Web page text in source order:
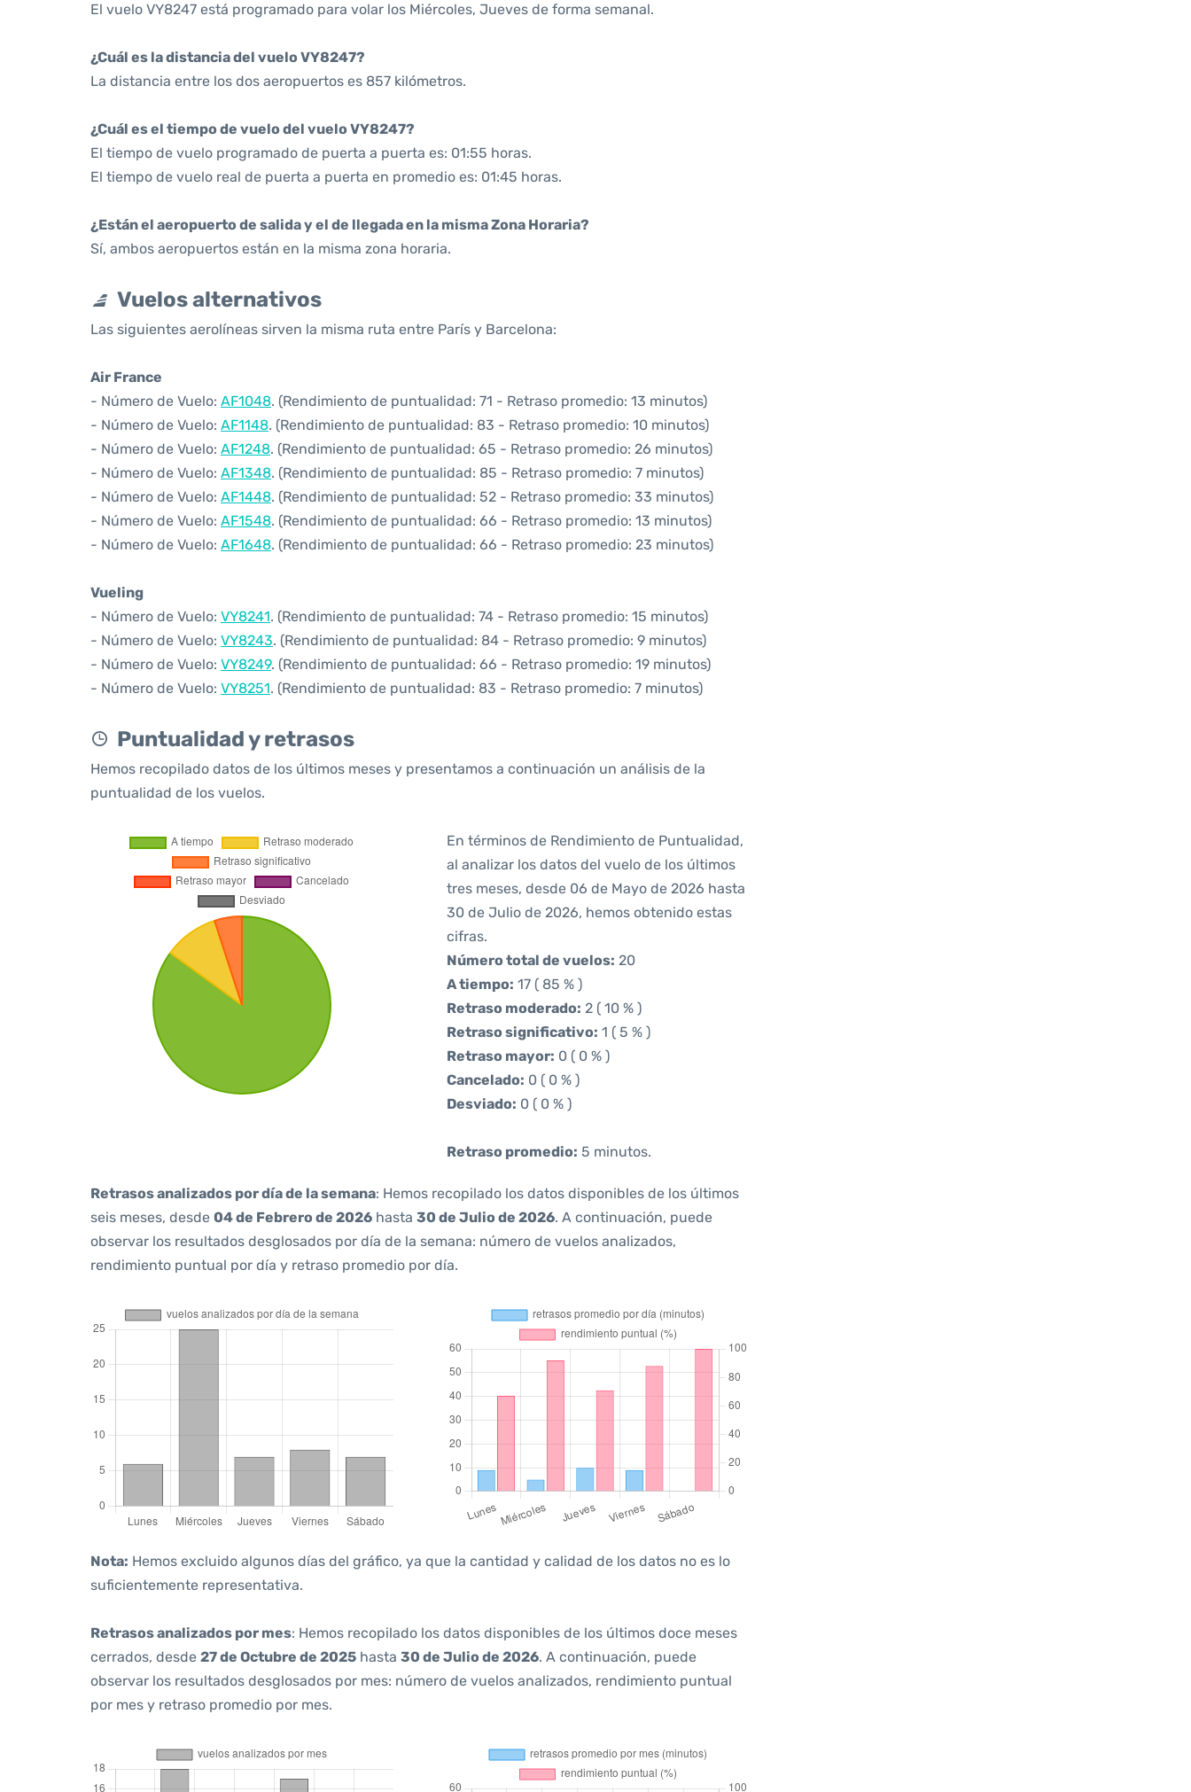
El vuelo VY8247 está programado para volar los Miércoles, Jueves de forma semanal.
¿Cuál es la distancia del vuelo VY8247?
La distancia entre los dos aeropuertos es 857 kilómetros.
¿Cuál es el tiempo de vuelo del vuelo VY8247?
El tiempo de vuelo programado de puerta a puerta es: 01:55 horas.
El tiempo de vuelo real de puerta a puerta en promedio es: 01:45 horas.
¿Están el aeropuerto de salida y el de llegada en la misma Zona Horaria?
Sí, ambos aeropuertos están en la misma zona horaria.
Vuelos alternativos
Las siguientes aerolíneas sirven la misma ruta entre París y Barcelona:
Air France
- Número de Vuelo: AF1048. (Rendimiento de puntualidad: 71 - Retraso promedio: 13 minutos)
- Número de Vuelo: AF1148. (Rendimiento de puntualidad: 83 - Retraso promedio: 10 minutos)
- Número de Vuelo: AF1248. (Rendimiento de puntualidad: 65 - Retraso promedio: 26 minutos)
- Número de Vuelo: AF1348. (Rendimiento de puntualidad: 85 - Retraso promedio: 7 minutos)
- Número de Vuelo: AF1448. (Rendimiento de puntualidad: 52 - Retraso promedio: 33 minutos)
- Número de Vuelo: AF1548. (Rendimiento de puntualidad: 66 - Retraso promedio: 13 minutos)
- Número de Vuelo: AF1648. (Rendimiento de puntualidad: 66 - Retraso promedio: 23 minutos)
Vueling
- Número de Vuelo: VY8241. (Rendimiento de puntualidad: 74 - Retraso promedio: 15 minutos)
- Número de Vuelo: VY8243. (Rendimiento de puntualidad: 84 - Retraso promedio: 9 minutos)
- Número de Vuelo: VY8249. (Rendimiento de puntualidad: 66 - Retraso promedio: 19 minutos)
- Número de Vuelo: VY8251. (Rendimiento de puntualidad: 83 - Retraso promedio: 7 minutos)
Puntualidad y retrasos
Hemos recopilado datos de los últimos meses y presentamos a continuación un análisis de la
puntualidad de los vuelos.
En términos de Rendimiento de Puntualidad,
al analizar los datos del vuelo de los últimos
tres meses, desde 06 de Mayo de 2026 hasta
30 de Julio de 2026, hemos obtenido estas
cifras.
Número total de vuelos: 20
A tiempo: 17 ( 85 % )
Retraso moderado: 2 ( 10 % )
Retraso significativo: 1 ( 5 % )
Retraso mayor: 0 ( 0 % )
Cancelado: 0 ( 0 % )
Desviado: 0 ( 0 % )
Retraso promedio: 5 minutos.
Retrasos analizados por día de la semana: Hemos recopilado los datos disponibles de los últimos
seis meses, desde 04 de Febrero de 2026 hasta 30 de Julio de 2026. A continuación, puede
observar los resultados desglosados por día de la semana: número de vuelos analizados,
rendimiento puntual por día y retraso promedio por día.
Nota: Hemos excluido algunos días del gráfico, ya que la cantidad y calidad de los datos no es lo
suficientemente representativa.
Retrasos analizados por mes: Hemos recopilado los datos disponibles de los últimos doce meses
cerrados, desde 27 de Octubre de 2025 hasta 30 de Julio de 2026. A continuación, puede
observar los resultados desglosados por mes: número de vuelos analizados, rendimiento puntual
por mes y retraso promedio por mes.